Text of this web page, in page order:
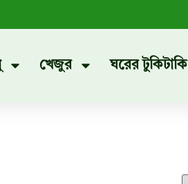
খেজুর ঘরের টুকিটাকি